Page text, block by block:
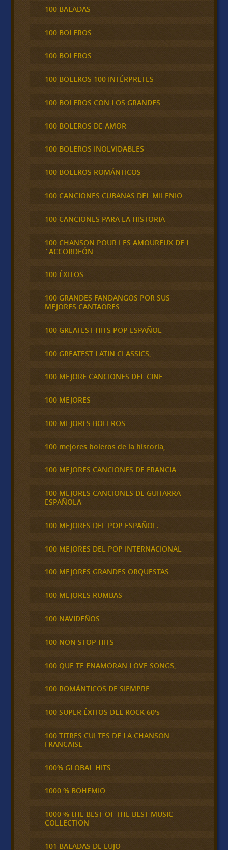
100 BALADAS
100 BOLEROS
100 BOLEROS
100 BOLEROS 100 INTÉRPRETES
100 BOLEROS CON LOS GRANDES
100 BOLEROS DE AMOR
100 BOLEROS INOLVIDABLES
100 BOLEROS ROMÁNTICOS
100 CANCIONES CUBANAS DEL MILENIO
100 CANCIONES PARA LA HISTORIA
100 CHANSON POUR LES AMOUREUX DE L
´ACCORDEÓN
100 ÉXITOS
100 GRANDES FANDANGOS POR SUS
MEJORES CANTAORES
100 GREATEST HITS POP ESPAÑOL
100 GREATEST LATIN CLASSICS,
100 MEJORE CANCIONES DEL CINE
100 MEJORES
100 MEJORES BOLEROS
100 mejores boleros de la historia,
100 MEJORES CANCIONES DE FRANCIA
100 MEJORES CANCIONES DE GUITARRA
ESPAÑOLA
100 MEJORES DEL POP ESPAÑOL.
100 MEJORES DEL POP INTERNACIONAL
100 MEJORES GRANDES ORQUESTAS
100 MEJORES RUMBAS
100 NAVIDEÑOS
100 NON STOP HITS
100 QUE TE ENAMORAN LOVE SONGS,
100 ROMÁNTICOS DE SIEMPRE
100 SUPER ÉXITOS DEL ROCK 60's
100 TITRES CULTES DE LA CHANSON
FRANCAISE
100% GLOBAL HITS
1000 % BOHEMIO
1000 % tHE BEST OF THE BEST MUSIC
COLLECTION
101 BALADAS DE LUJO